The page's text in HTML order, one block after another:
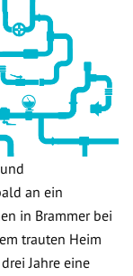
an ein
in Brammer bei
trauten Heim
Jahre eine